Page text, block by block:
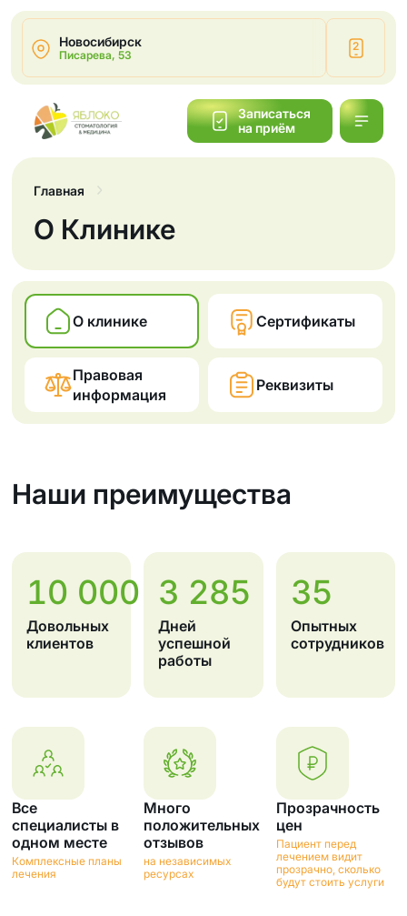
Новосибирск
Писарева, 53
2
Записаться
на приём
Главная
О Клинике
О клинике Сертификаты
Правовая
информация
Реквизиты
Наши преимущества
10 000
Довольных
клиентов
3 285
Дней
успешной
работы
35
Опытных
сотрудников
Все
специалисты в
одном месте
Комплексные планы
лечения
Много
положительных
отзывов
на независимых
ресурсах
Прозрачность
цен
Пациент перед
лечением видит
прозрачно, сколько
будут стоить услуги
Написать
Обратный